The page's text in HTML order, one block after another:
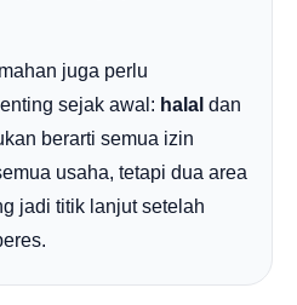
juga perlu
sejak awal: halal dan
berarti semua izin
usaha, tetapi dua area
jadi titik lanjut setelah